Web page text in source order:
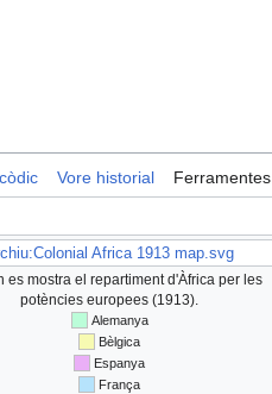
Vore historial Ferramentes
Africa 1913 map.svg
es mostra el repartiment d'Àfrica per les
potències europees (1913).
Alemanya
Bèlgica
Espanya
França